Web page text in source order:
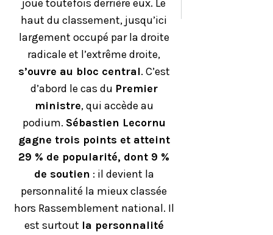
joue toutefois derrière eux. Le
haut du classement, jusqu’ici
largement occupé par la droite
radicale et l’extrême droite,
s’ouvre au bloc central. C’est
d’abord le cas du Premier
ministre, qui accède au
podium. Sébastien Lecornu
gagne trois points et atteint
29 % de popularité, dont 9 %
de soutien : il devient la
personnalité la mieux classée
hors Rassemblement national. Il
est surtout la personnalité